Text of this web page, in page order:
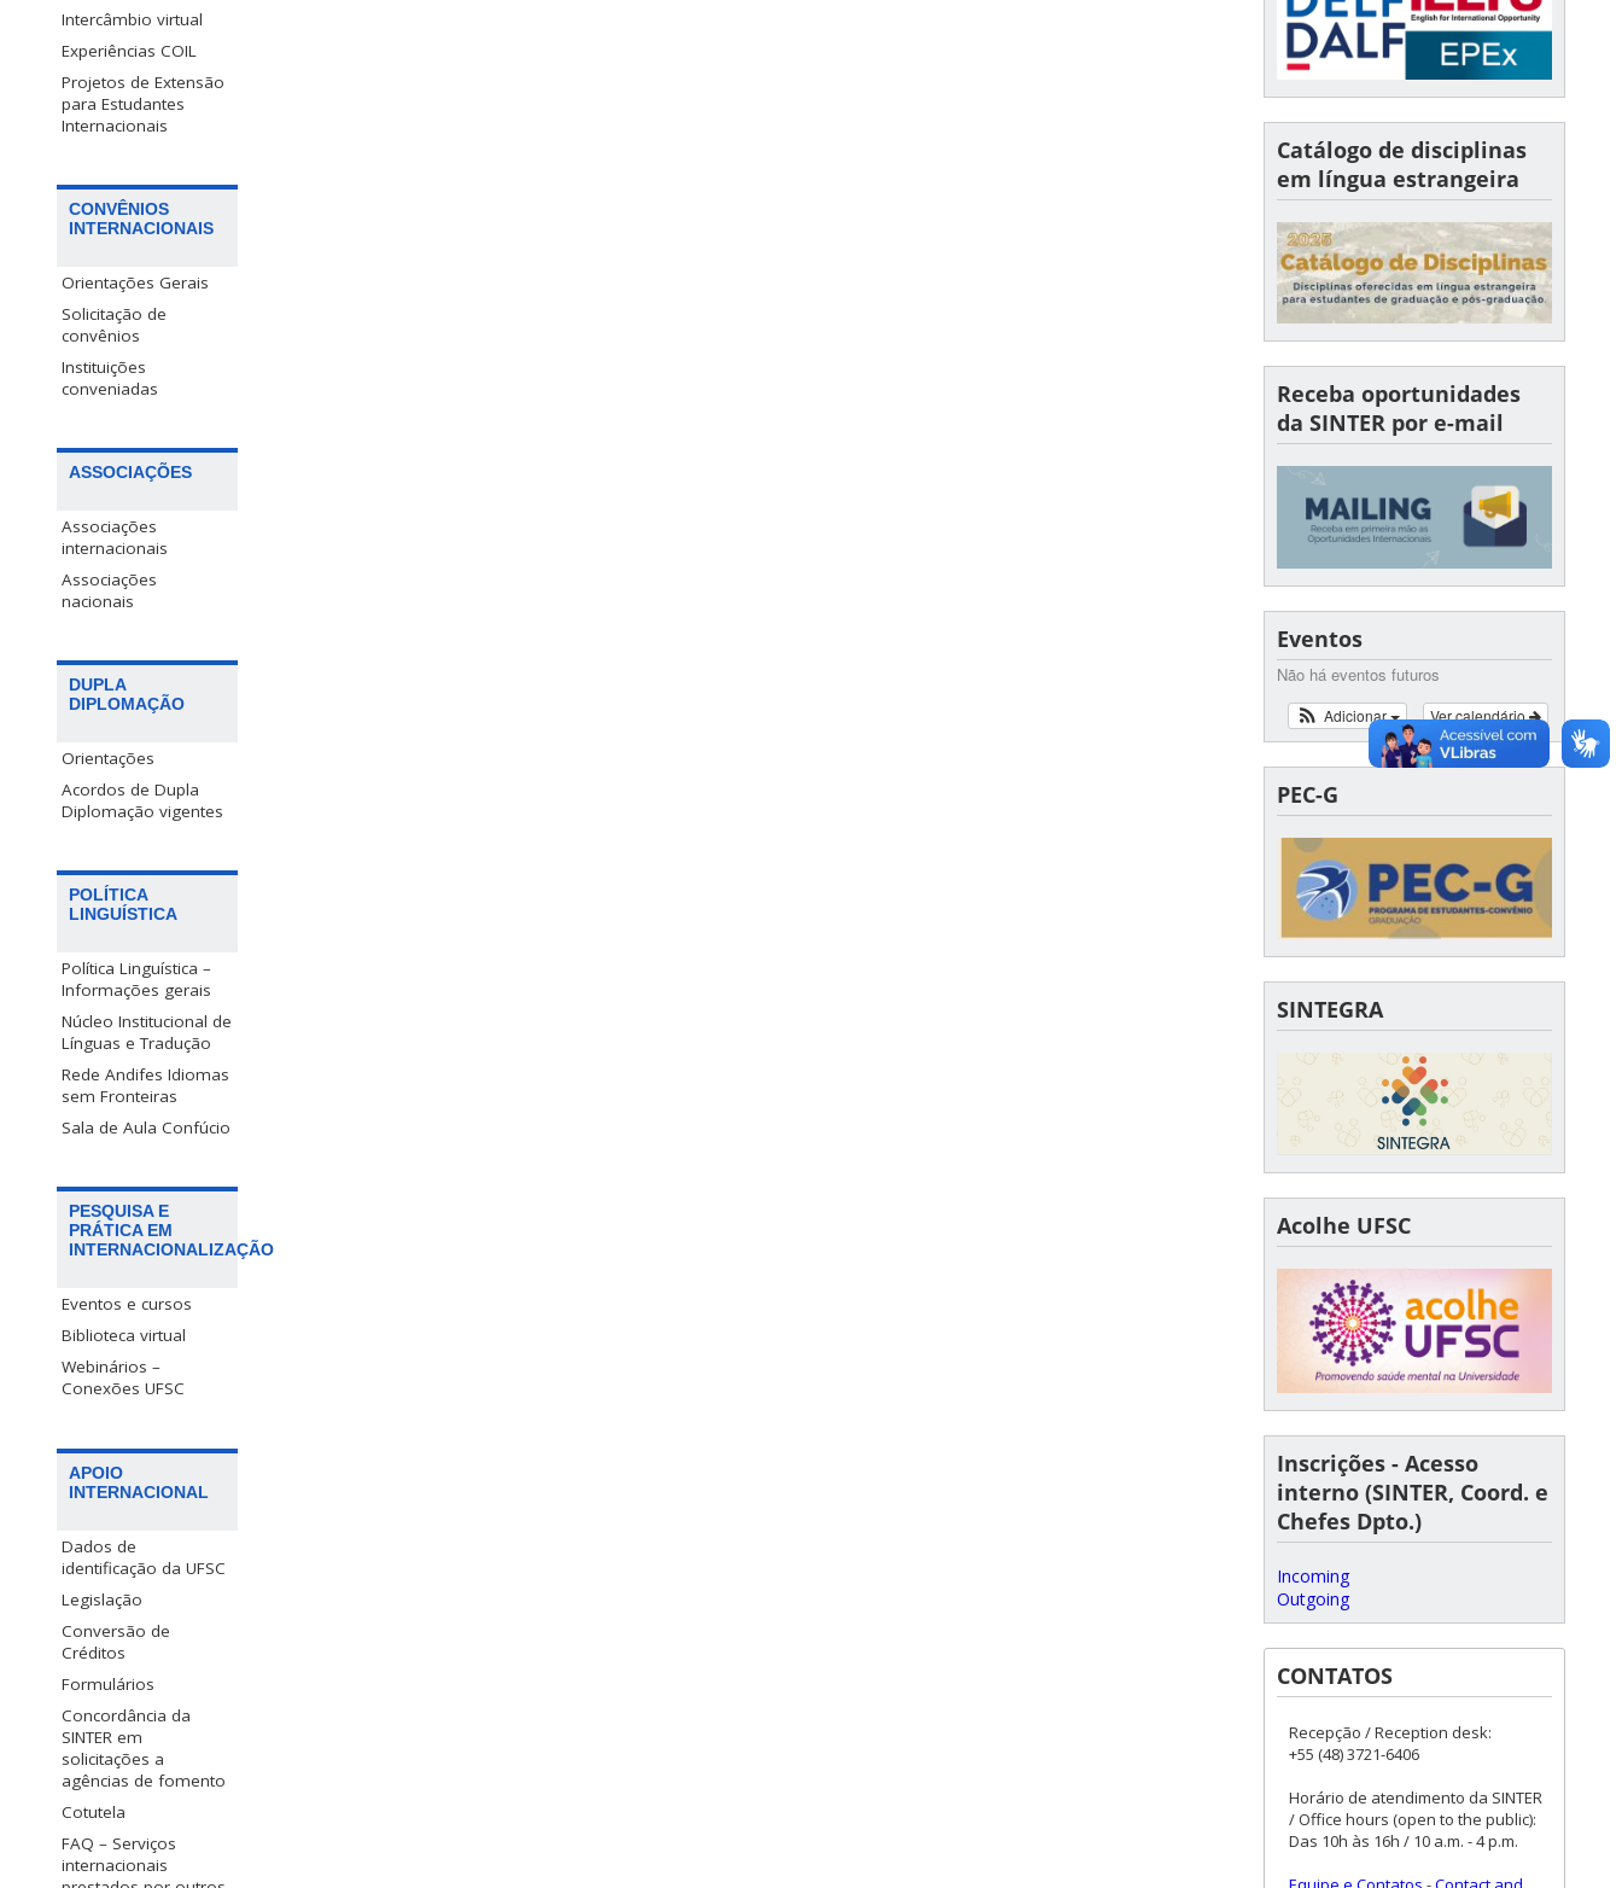
Intercâmbio virtual
Experiências COIL
Projetos de Extensão
para Estudantes
Internacionais
CONVÊNIOS
INTERNACIONAIS
Orientações Gerais
Solicitação de
convênios
Instituições
conveniadas
ASSOCIAÇÕES
Associações
internacionais
Associações
nacionais
DUPLA
DIPLOMAÇÃO
Orientações
Acordos de Dupla
Diplomação vigentes
POLÍTICA
LINGUÍSTICA
Política Linguística –
Informações gerais
Núcleo Institucional de
Línguas e Tradução
Rede Andifes Idiomas
sem Fronteiras
Sala de Aula Confúcio
PESQUISA E
PRÁTICA EM
INTERNACIONALIZAÇÃO
Eventos e cursos
Biblioteca virtual
Webinários –
Conexões UFSC
APOIO
INTERNACIONAL
Dados de
identificação da UFSC
Legislação
Conversão de
Créditos
Formulários
Concordância da
SINTER em
solicitações a
agências de fomento
Cotutela
FAQ – Serviços
internacionais
Catálogo de disciplinas
em língua estrangeira
Receba oportunidades
da SINTER por e-mail
Eventos
Não há eventos futuros
Ver calendário
Adicionar
PEC-G
SINTEGRA
Acolhe UFSC
Inscrições - Acesso
interno (SINTER, Coord. e
Chefes Dpto.)
Incoming
Outgoing
CONTATOS
Recepção / Reception desk:
+55 (48) 3721-6406
Horário de atendimento da SINTER
/ Office hours (open to the public):
Das 10h às 16h / 10 a.m. - 4 p.m.